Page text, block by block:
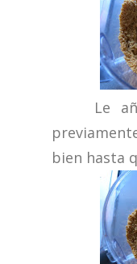
Le
bien hasta